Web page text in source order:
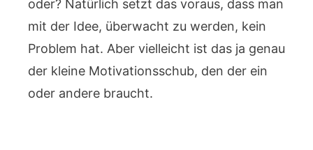
oder? Natürlich setzt das voraus, dass man
mit der Idee, überwacht zu werden, kein
Problem hat. Aber vielleicht ist das ja genau
der kleine Motivationsschub, den der ein
oder andere braucht.